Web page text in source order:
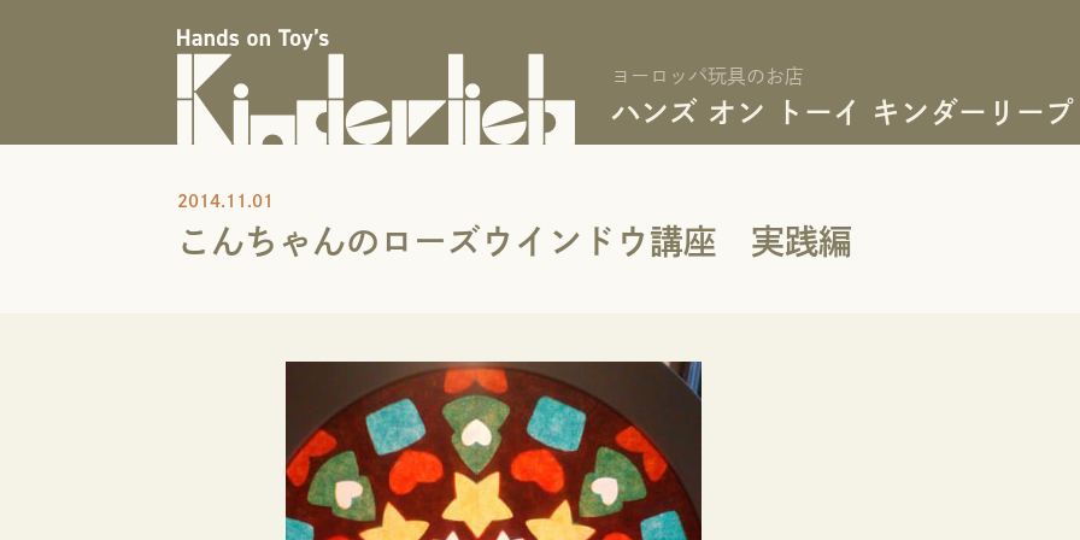
ヨーロッパ玩具のお店
ハンズ オン トーイ キンダーリープ
2014.11.01
こんちゃんのローズウインドウ講座 実践編